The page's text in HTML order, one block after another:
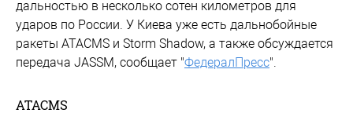
дальностью в несколько сотен километров для
ударов по России. У Киева уже есть дальнобойные
ракеты ATACMS и Storm Shadow, а также обсуждается
передача JASSM, сообщает "ФедералПресс".
ATACMS